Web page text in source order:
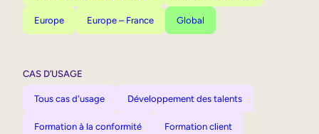
Europe Europe – France Global
CAS D’USAGE
Tous cas d'usage Développement des talents
Formation à la conformité Formation client